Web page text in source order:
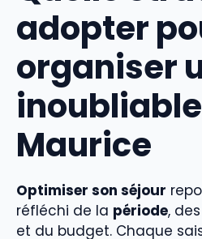
adopter
organiser
Maurice
Optimiser son séjour
réfléchi de la période,
et du budget. Chaque